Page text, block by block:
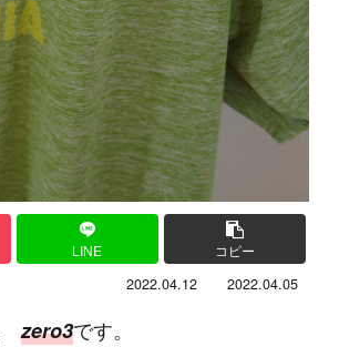
LINE コピー
2022.04.12 2022.04.05
zero3です。